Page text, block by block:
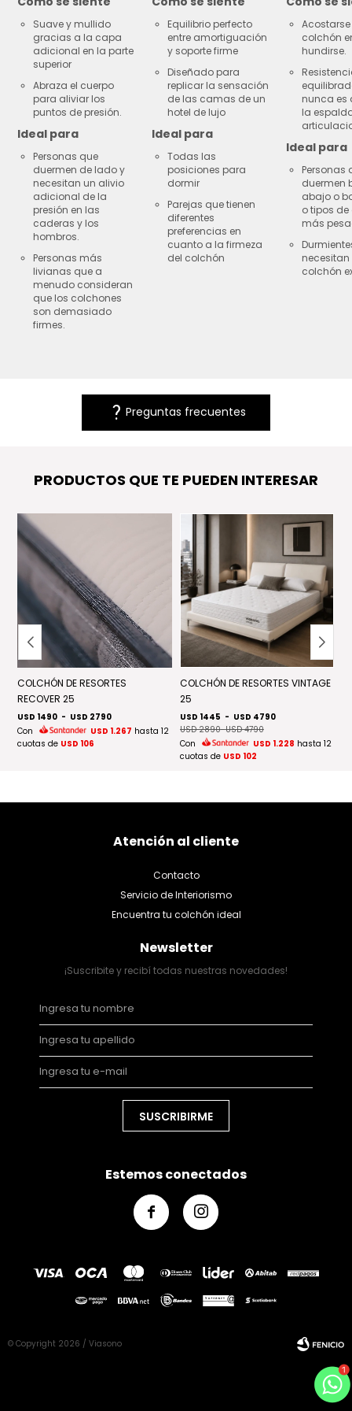
Suave y mullido
gracias a la capa
adicional en la parte
superior
Abraza el cuerpo
para aliviar los
puntos de presión.
Ideal para
Personas que
duermen de lado y
necesitan un alivio
adicional de la
presión en las
caderas y los
hombros.
Personas más
livianas que a
menudo consideran
que los colchones
son demasiado
firmes.
Equilibrio perfecto
entre amortiguación
y soporte firme
Diseñado para
replicar la sensación
de las camas de un
hotel de lujo
Ideal para
Todas las
posiciones para
dormir
Parejas que tienen
diferentes
preferencias en
cuanto a la firmeza
del colchón
colchón
hundirse.
nunca es
la
Ideal para
Personas
duermen
abajo o
o tipos
más
necesitan
colchón
question_mark Preguntas frecuentes
PRODUCTOS QUE TE PUEDEN INTERESAR
COLCHÓN DE RESORTES
RECOVER 25
USD 1490 - USD 2790
Con
USD 1.267 hasta 12
cuotas de USD 106
COLCHÓN DE RESORTES VINTAGE
25
USD 1445 - USD 4790
USD 2890-USD 4790
Con
USD 1.228 hasta 12
cuotas de USD 102
Atención al cliente
Contacto
Servicio de Interiorismo
Encuentra tu colchón ideal
Newsletter
¡Suscribite y recibí todas nuestras novedades!
SUSCRIBIRME
Estemos conectados
 
© Copyright 2026 / Viasono